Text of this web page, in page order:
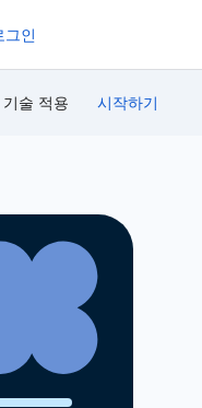
술 적용